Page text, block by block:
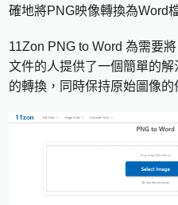
確地將PNG映像轉換為Word
11Zon PNG to Word 為需要
文件的人提供了一個簡單的
的轉換，同時保持原始圖像的